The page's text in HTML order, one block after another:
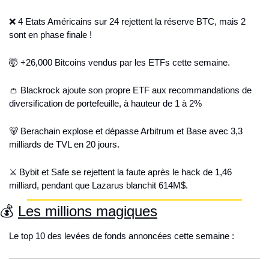
❌ 4 Etats Américains sur 24 rejettent la réserve BTC, mais 2
sont en phase finale !
🤯 +26,000 Bitcoins vendus par les ETFs cette semaine.
👛 Blackrock ajoute son propre ETF aux recommandations de
diversification de portefeuille, à hauteur de 1 à 2%
🐻 Berachain explose et dépasse Arbitrum et Base avec 3,3
milliards de TVL en 20 jours.
⚔️ Bybit et Safe se rejettent la faute après le hack de 1,46
milliard, pendant que Lazarus blanchit 614M$.
💰 Les millions magiques
Le top 10 des levées de fonds annoncées cette semaine :